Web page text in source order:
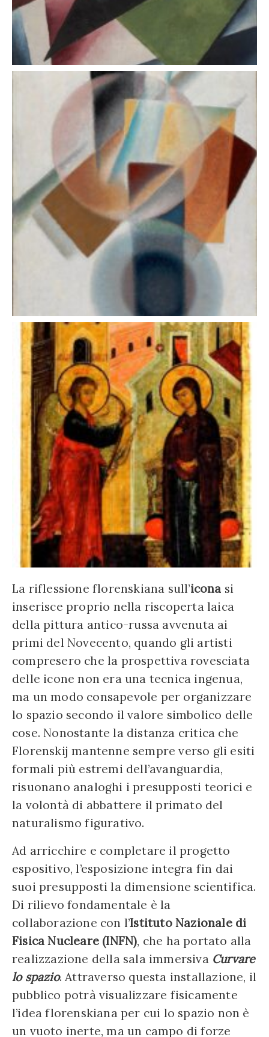
La riflessione florenskiana sull’icona si
inserisce proprio nella riscoperta laica
della pittura antico-russa avvenuta ai
primi del Novecento, quando gli artisti
compresero che la prospettiva rovesciata
delle icone non era una tecnica ingenua,
ma un modo consapevole per organizzare
lo spazio secondo il valore simbolico delle
cose. Nonostante la distanza critica che
Florenskij mantenne sempre verso gli esiti
formali più estremi dell’avanguardia,
risuonano analoghi i presupposti teorici e
la volontà di abbattere il primato del
naturalismo figurativo.
Ad arricchire e completare il progetto
espositivo, l’esposizione integra fin dai
suoi presupposti la dimensione scientifica.
Di rilievo fondamentale è la
collaborazione con l’Istituto Nazionale di
Fisica Nucleare (INFN), che ha portato alla
realizzazione della sala immersiva Curvare
lo spazio. Attraverso questa installazione, il
pubblico potrà visualizzare fisicamente
l’idea florenskiana per cui lo spazio non è
un vuoto inerte, ma un campo di forze